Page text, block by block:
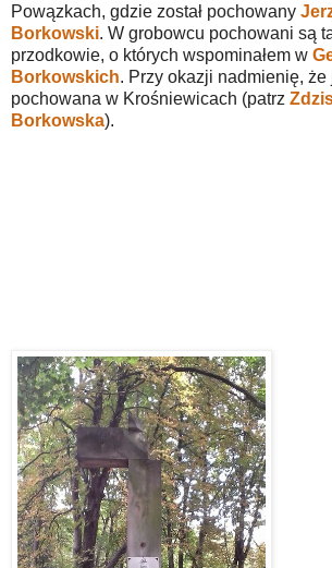
Powązkach, gdzie został pochowany
Borkowski. W grobowcu pochowani są
przodkowie, o których wspominałem w
Borkowskich. Przy okazji nadmienię, że
pochowana w Krośniewicach (patrz
Borkowska).